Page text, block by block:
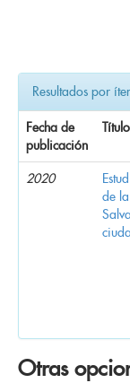
Resultados por
Fecha de
publicación
Título
2020
de
Otras